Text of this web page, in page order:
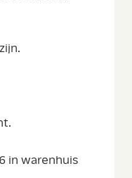
in warenhuis